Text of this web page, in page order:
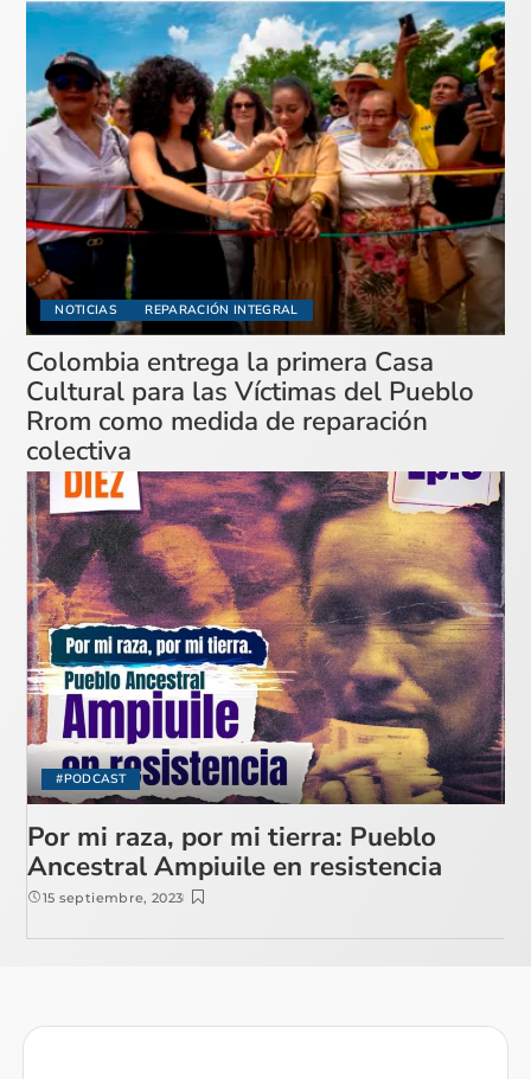
NOTICIAS REPARACIÓN INTEGRAL
Colombia entrega la primera Casa
Cultural para las Víctimas del Pueblo
Rrom como medida de reparación
colectiva
#PODCAST
Por mi raza, por mi tierra: Pueblo
Ancestral Ampiuile en resistencia
15 septiembre, 2023